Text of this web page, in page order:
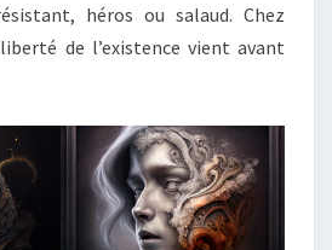
héros ou salaud. Chez
de l’existence vient avant